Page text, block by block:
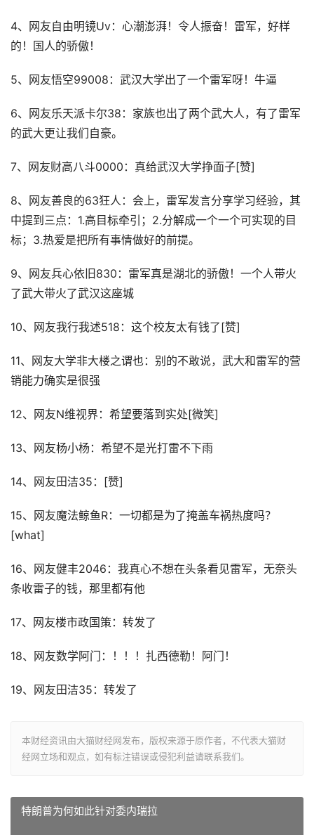
4、网友自由明镜Uv：心潮澎湃！令人振奋！雷军，好样
的！国人的骄傲！
5、网友悟空99008：武汉大学出了一个雷军呀！牛逼
6、网友乐天派卡尔38：家族也出了两个武大人，有了雷军
的武大更让我们自豪。
7、网友财高八斗0000：真给武汉大学挣面子[赞]
8、网友善良的63狂人：会上，雷军发言分享学习经验，其
中提到三点：1.高目标牵引；2.分解成一个一个可实现的目
标；3.热爱是把所有事情做好的前提。
9、网友兵心依旧830：雷军真是湖北的骄傲！一个人带火
了武大带火了武汉这座城
10、网友我行我述518：这个校友太有钱了[赞]
11、网友大学非大楼之谓也：别的不敢说，武大和雷军的营
销能力确实是很强
12、网友N维视界：希望要落到实处[微笑]
13、网友杨小杨：希望不是光打雷不下雨
14、网友田洁35：[赞]
15、网友魔法鲸鱼R：一切都是为了掩盖车祸热度吗？
[what]
16、网友健丰2046：我真心不想在头条看见雷军，无奈头
条收雷子的钱，那里都有他
17、网友楼市政国策：转发了
18、网友数学阿门：！！！扎西德勒！阿门！
19、网友田洁35：转发了
本财经资讯由大猫财经网发布，版权来源于原作者，不代表大猫财
经网立场和观点，如有标注错误或侵犯利益请联系我们。
特朗普为何如此针对委内瑞拉